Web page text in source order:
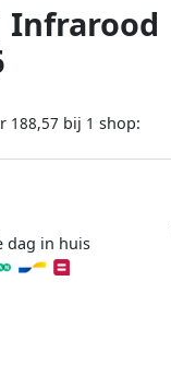
Infrarood
188,57 bij 1 shop:
dag in huis